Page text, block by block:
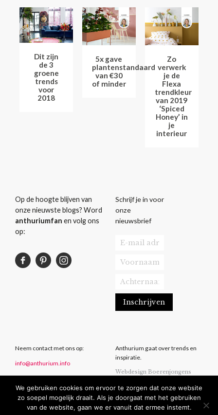
Dit zijn
de 3
groene
trends
voor
2018
5x gave
plantenstandaard
van €30
of minder
Zo
verwerk
je de
Flexa
trendkleur
van 2019
‘Spiced
Honey’ in
je
interieur
Op de hoogte blijven van
onze nieuwste blogs? Word
anthuriumfan en volg ons
op:
Schrijf je in voor
onze
nieuwsbrief
Neem contact met ons op:
info@anthurium.info
Anthurium gaat over trends en
inspiratie.
Webdesign Boerenjongens
Privacy statement
Disclaimer
We gebruiken cookies om ervoor te zorgen dat onze website
zo soepel mogelijk draait. Als je doorgaat met het gebruiken
van de website, gaan we er vanuit dat ermee instemt.